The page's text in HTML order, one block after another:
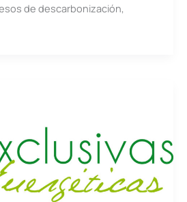
de descarbonización,